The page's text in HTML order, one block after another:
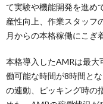
て実験や機能開発を進め
産性向上、作業スタッフ
月からの本格稼働にこぎ
本格導入したAMRは最
働可能な時間が8時間と
の連動、ピッキング時の